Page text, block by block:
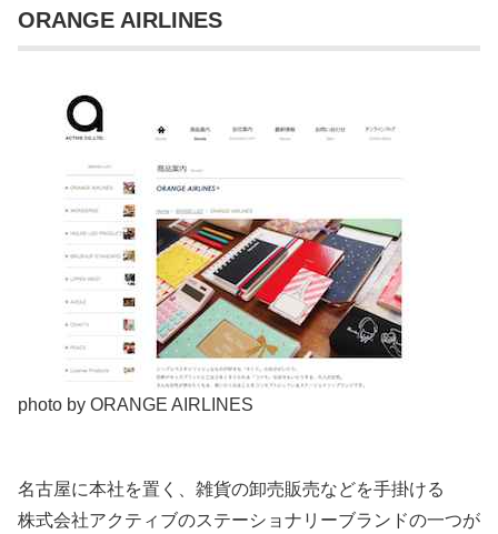
ORANGE AIRLINES
photo by ORANGE AIRLINES
名古屋に本社を置く、雑貨の卸売販売などを手掛ける
株式会社アクティブのステーショナリーブランドの一つが